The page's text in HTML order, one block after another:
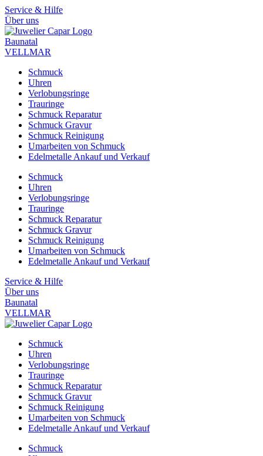
Zum
Inhalt
springen
Service & Hilfe
Über uns
Baunatal
VELLMAR
Schmuck
Uhren
Verlobungsringe
Trauringe
Schmuck Reparatur
Schmuck Gravur
Schmuck Reinigung
Umarbeiten von Schmuck
Edelmetalle Ankauf und Verkauf
Schmuck
Uhren
Verlobungsringe
Trauringe
Schmuck Reparatur
Schmuck Gravur
Schmuck Reinigung
Umarbeiten von Schmuck
Edelmetalle Ankauf und Verkauf
Service & Hilfe
Über uns
Baunatal
VELLMAR
Schmuck
Uhren
Verlobungsringe
Trauringe
Schmuck Reparatur
Schmuck Gravur
Schmuck Reinigung
Umarbeiten von Schmuck
Edelmetalle Ankauf und Verkauf
Schmuck